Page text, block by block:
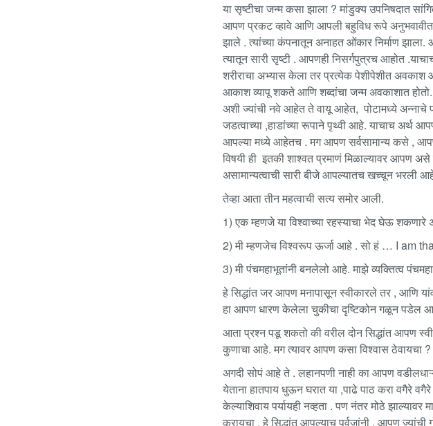
या सृष्टीचा जन्म कसा झाला ? मांडुक्य उपनिषदात
आपण प्रकट व्हावे आणि आपली बहुविध रूपे अनुभवावीत.
झाले . त्यांच्या कंपनातून अनाहत ओंकार निर्माण
त्यातून सारी सृष्टी . आपणही निसर्गपुत्रच आहोत
शरीराचा अभ्यास केला तर प्रत्येक पेशीपेशीत
आकाश व्यापू शकते आणि शब्दांचा जन्म अवकाशात
अशी ज्यांची नवे आहेत ते वायू आहेत, पोटामध्ये अन्नाचे
जडत्वाच्या ,हाडांच्या रूपाने पृथ्वी आहे. याचाच अर्थ
आपल्या मध्ये आहेतच . मग आपण सर्वसामान्य कसे , आपण
विषयी ही इतकी शाश्वत प्रमाणं मिळाल्यावर आपण
असामान्यत्वाची सारी बीजे आपल्यातच खच्चून भरली
तेव्हा आता तीन महत्वाची सत्य समोर आली.
1) एक म्हणजे या विश्वाच्या रहस्याचा भेद घेऊ
2) मी म्हणजेच विश्वरूप ऊर्जा आहे . सो हं … I am
3) मी पंचमहाभूतांनी बनलेलो आहे. माझे व्यक्तित्व
हे सिद्धांत जर आपण मनापासून स्वीकारले तर , आणि
हा आपण धारण केलेला चुकीचा दृष्टिकोन गळून पडेल
आता प्रश्न पडू शकतो की वरील दोन सिद्धांत आपण
कुणाचा आहे. मग त्यावर आपण कसा विश्वास ठेवायचा ?
अगदी सोपं आहे ते . लहानपणी नाही का आपण
येताना हातपाय धुऊन घरात या ,पाढे पाठ करा वगैरे
केल्याशिवाय पर्यायही नव्हता . पण नंतर मोठे
करायचा . हे सिद्धांत आपल्याच पूर्वजांनी , आपण